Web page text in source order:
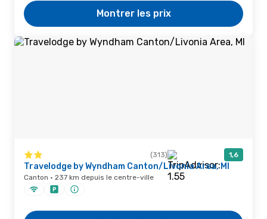
Montrer les prix
(313) 1,6
Travelodge by Wyndham Canton/Livonia Area, MI
Canton · 237 km depuis le centre-ville